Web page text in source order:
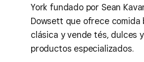
York fundado por Sean
Dowsett que ofrece comida
clásica y vende tés, dulces
productos especializados.